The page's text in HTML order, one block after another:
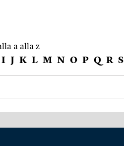
a alla z
I J K L M N O P Q R S